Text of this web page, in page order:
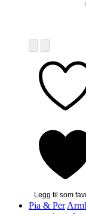
Legg til som
Pia & Per